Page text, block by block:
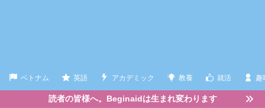
ベトナム 英語 アカデミック 教養 就活 趣
読者の皆様へ。Beginaidは生まれ変わります